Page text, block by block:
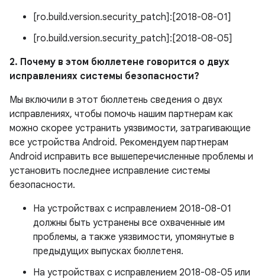
[ro.build.version.security_patch]:[2018-08-01]
[ro.build.version.security_patch]:[2018-08-05]
2. Почему в этом бюллетене говорится о двух
исправлениях системы безопасности?
Мы включили в этот бюллетень сведения о двух
исправлениях, чтобы помочь нашим партнерам как
можно скорее устранить уязвимости, затрагивающие
все устройства Android. Рекомендуем партнерам
Android исправить все вышеперечисленные проблемы и
установить последнее исправление системы
безопасности.
На устройствах с исправлением 2018-08-01
должны быть устранены все охваченные им
проблемы, а также уязвимости, упомянутые в
предыдущих выпусках бюллетеня.
На устройствах с исправлением 2018-08-05 или